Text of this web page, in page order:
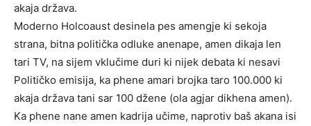
akaja država.
Moderno Holcoaust desinela pes amengje ki sekoja
strana, bitna politička odluke anenape, amen dikaja len
tari TV, na sijem vklučime duri ki nijek debata ki nesavi
Političko emisija, ka phene amari brojka taro 100.000 ki
akaja država tani sar 100 džene (ola agjar dikhena amen).
Ka phene nane amen kadrija učime, naprotiv baš akana isi